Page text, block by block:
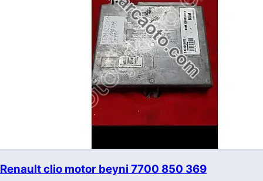
Renault clio motor beyni 7700 850 369